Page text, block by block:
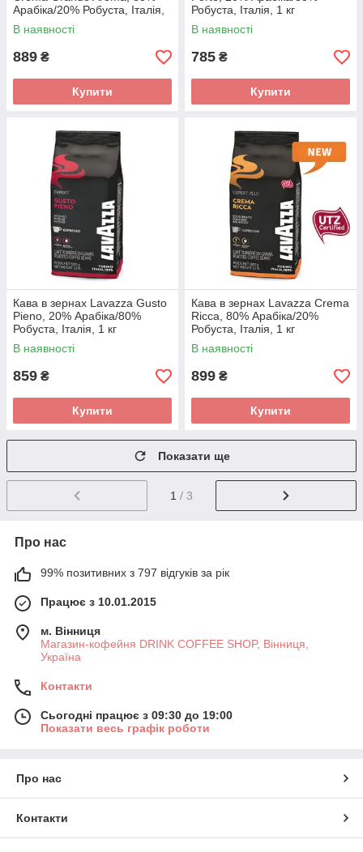
Арабіка/20% Робуста, Італія,
1 кг
В наявності
889 ₴
Купити
Робуста, Італія, 1 кг
В наявності
785 ₴
Купити
Кава в зернах Lavazza Gusto
Pieno, 20% Арабіка/80%
Робуста, Італія, 1 кг
В наявності
859 ₴
Купити
Кава в зернах Lavazza Crema
Ricca, 80% Арабіка/20%
Робуста, Італія, 1 кг
В наявності
899 ₴
Купити
Показати ще
1 / 3
Про нас
99% позитивних з 797 відгуків за рік
Працює з 10.01.2015
м. Вінниця
Магазин-кофейня DRINK COFFEE SHOP, Вінниця,
Україна
Контакти
Сьогодні працює з 09:30 до 19:00
Показати весь графік роботи
Про нас
Контакти